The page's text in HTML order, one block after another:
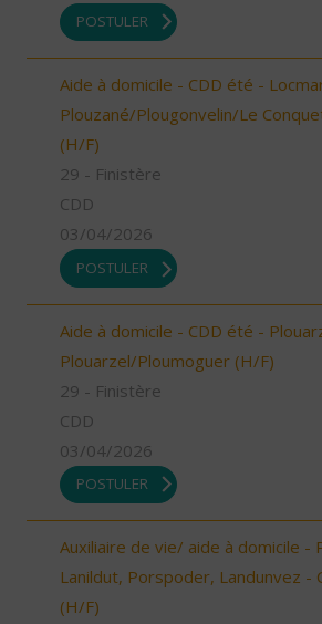
POSTULER
Aide à domicile - CDD été -
Plouzané/Plougonvelin/Le
(H/F)
29 - Finistère
CDD
03/04/2026
POSTULER
Aide à domicile - CDD été -
Plouarzel/Ploumoguer (H/F)
29 - Finistère
CDD
03/04/2026
POSTULER
Auxiliaire de vie/ aide à domicile -
Lanildut, Porspoder, Landunvez -
(H/F)